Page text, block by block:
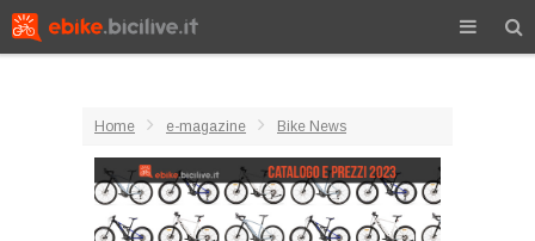
Home e-magazine Bike News